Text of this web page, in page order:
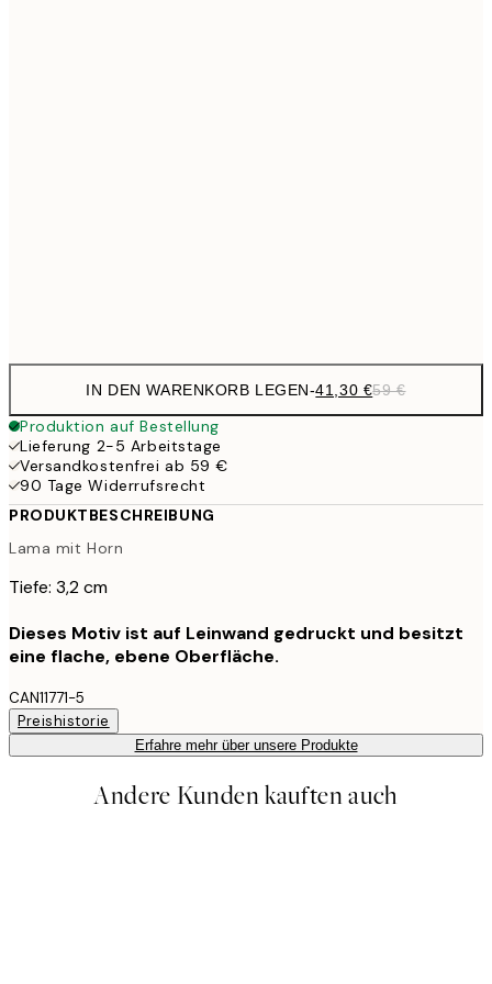
IN DEN WARENKORB LEGEN-41,30 €59 €
Produktion auf Bestellung
Lieferung 2-5 Arbeitstage
Versandkostenfrei ab 59 €
90 Tage Widerrufsrecht
PRODUKTBESCHREIBUNG
Lama mit Horn
Tiefe: 3,2 cm
Dieses Motiv ist auf Leinwand gedruckt und besitzt
eine flache, ebene Oberfläche.
CAN11771-5
Preishistorie
Erfahre mehr über unsere Produkte
Andere Kunden kauften auch